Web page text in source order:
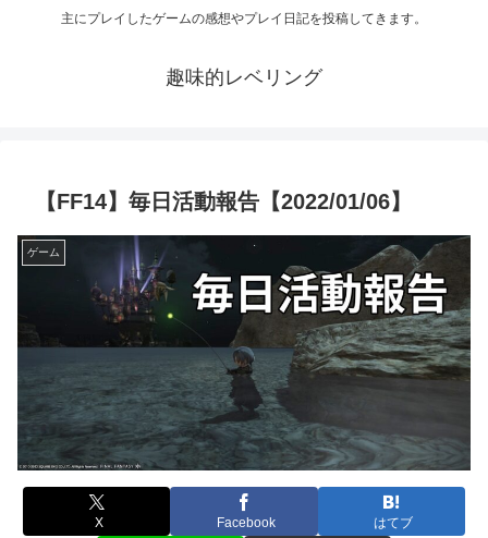
主にプレイしたゲームの感想やプレイ日記を投稿してきます。
趣味的レベリング
【FF14】毎日活動報告【2022/01/06】
ゲーム
X Facebook はてブ